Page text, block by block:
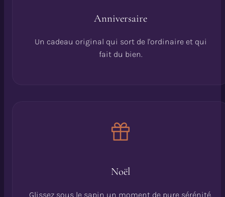
Anniversaire
Un cadeau original qui sort de l'ordinaire et qui
fait du bien.
Noël
Glissez sous le sapin un moment de pure sérénité.